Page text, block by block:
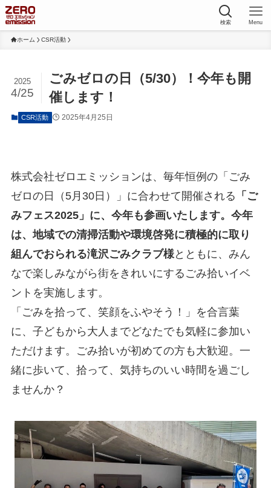
検索 Menu
ホーム CSR活動
ごみゼロの日（5/30）！今年も開
催します！
2025
4/25
CSR活動 2025年4月25日
株式会社ゼロエミッションは、毎年恒例の「ごみ
ゼロの日（5月30日）」に合わせて開催される 「ご
みフェス2025」に、今年も参画いたします。今年
は、地域での清掃活動や環境啓発に積極的に取り
組んでおられる滝沢ごみクラブ様とともに、みん
なで楽しみながら街をきれいにするごみ拾いイベ
ントを実施します。
「ごみを拾って、笑顔をふやそう！」を合言葉
に、子どもから大人までどなたでも気軽に参加い
ただけます。ごみ拾いが初めての方も大歓迎。一
緒に歩いて、拾って、気持ちのいい時間を過ごし
ませんか？